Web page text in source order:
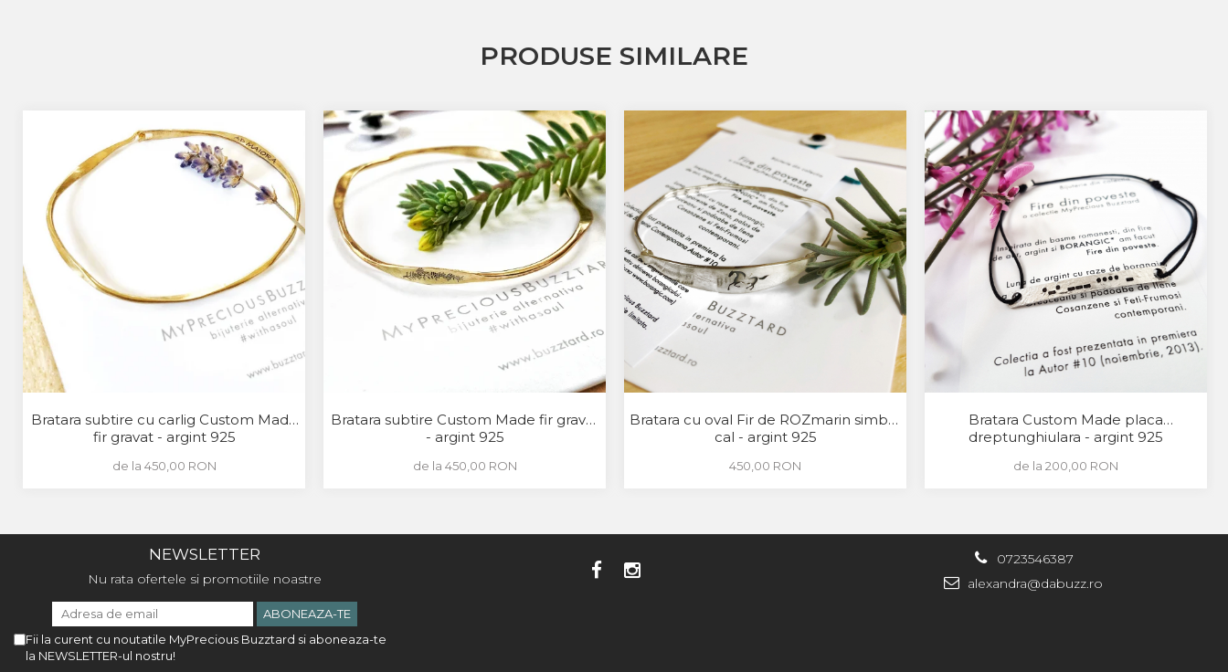
PRODUSE SIMILARE
Bratara subtire cu carlig Custom Made
fir gravat - argint 925
de la 450,00 RON
Bratara subtire Custom Made fir gravat
- argint 925
de la 450,00 RON
Bratara cu oval Fir de ROZmarin simbol
cal - argint 925
450,00 RON
Bratara Custom Made placa
dreptunghiulara - argint 925
de la 200,00 RON
NEWSLETTER
Nu rata ofertele si promotiile noastre
Fii la curent cu noutatile MyPrecious Buzztard si aboneaza-te
la NEWSLETTER-ul nostru!
0723546387
alexandra@dabuzz.ro